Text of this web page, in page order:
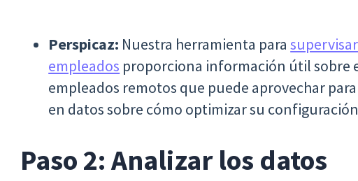
Perspicaz: Nuestra herramienta para
empleados proporciona información útil sobre
empleados remotos que puede aprovechar
en datos sobre cómo optimizar su
Paso 2: Analizar los datos